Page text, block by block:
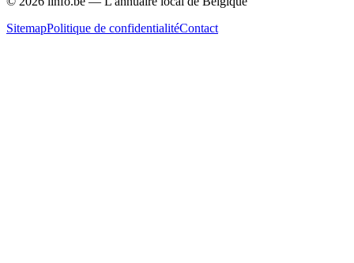
SitemapPolitique de confidentialitéContact